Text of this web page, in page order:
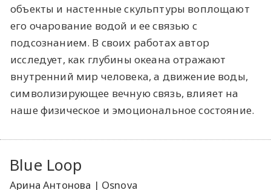
объекты и настенные скульптуры воплощают
его очарование водой и ее связью с
подсознанием. В своих работах автор
исследует, как глубины океана отражают
внутренний мир человека, а движение воды,
символизирующее вечную связь, влияет на
наше физическое и эмоциональное состояние.
Blue Loop
Арина Антонова | Osnova